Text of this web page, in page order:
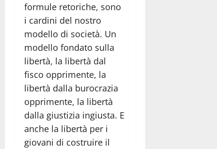
formule retoriche, sono
i cardini del nostro
modello di società. Un
modello fondato sulla
libertà, la libertà dal
fisco opprimente, la
libertà dalla burocrazia
opprimente, la libertà
dalla giustizia ingiusta. E
anche la libertà per i
giovani di costruire il